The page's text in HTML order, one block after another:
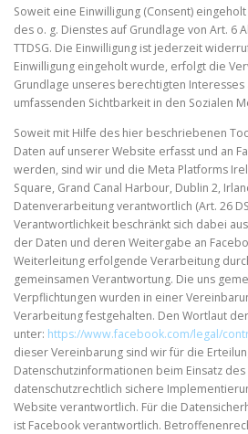
Soweit eine Einwilligung (Consent)
des o. g. Dienstes auf Grundlage von Art. 6
TTDSG. Die Einwilligung ist jederzeit
Einwilligung eingeholt wurde, erfolgt die
Grundlage unseres berechtigten
umfassenden Sichtbarkeit in den Sozialen
Soweit mit Hilfe des hier beschriebenen
Daten auf unserer Website erfasst und an
werden, sind wir und die Meta Platforms
Square, Grand Canal Harbour, Dublin 2,
Datenverarbeitung verantwortlich (Art. 26
Verantwortlichkeit beschränkt sich dabei
der Daten und deren Weitergabe an
Weiterleitung erfolgende Verarbeitung
gemeinsamen Verantwortung. Die uns
Verpflichtungen wurden in einer
Verarbeitung festgehalten. Den Wortlaut
unter: https://www.facebook.com/legal/
dieser Vereinbarung sind wir für die
Datenschutzinformationen beim Einsatz
datenschutzrechtlich sichere
Website verantwortlich. Für die
ist Facebook verantwortlich.